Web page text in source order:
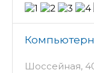
Шоссейная,